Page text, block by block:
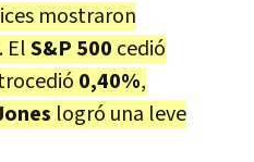
mostraron
ElS&P 500 cedió
0,40%,
logró una leve